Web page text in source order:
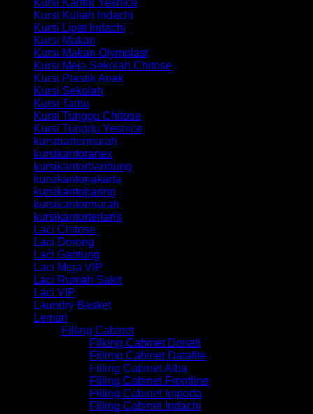
Kursi Kantor Yesnice
Kursi Kuliah Indachi
Kursi Lipat Indachi
Kursi Makan
Kursi Makan Olymplast
Kursi Meja Sekolah Chitose
Kursi Plastik Anak
Kursi Sekolah
Kursi Tamu
Kursi Tunggu Chitose
Kursi Tunggu Yesnice
kursibartermurah
kursikantoranex
kursikantorbandung
kursikantorjakarta
kursikantorjaring
kursikantormurah
kursikantorterlaris
Laci Chitose
Laci Dorong
Laci Gantung
Laci Meja VIP
Laci Rumah Sakit
Laci VIP
Laundry Basket
Lemari
Filling Cabinet
Filking Cabinet Donati
Fillimg Cabinet Datafile
Filling Cabinet Alba
Filling Cabinet Frontline
Filling Cabinet Importa
Filling Cabinet Indachi